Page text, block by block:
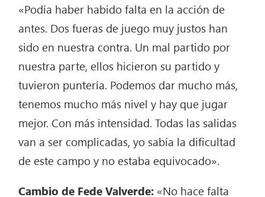
«Podía haber habido falta en la acción de
antes. Dos fueras de juego muy justos han
sido en nuestra contra. Un mal partido por
nuestra parte, ellos hicieron su partido y
tuvieron puntería. Podemos dar mucho más,
tenemos mucho más nivel y hay que jugar
mejor. Con más intensidad. Todas las salidas
van a ser complicadas, yo sabía la dificultad
de este campo y no estaba equivocado».
Cambio de Fede Valverde: «No hace falta